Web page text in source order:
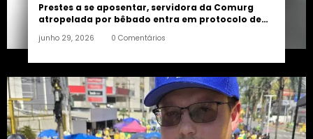
Prestes a se aposentar, servidora da Comurg
atropelada por bêbado entra em protocolo de
junho 29, 2026 0 Comentários